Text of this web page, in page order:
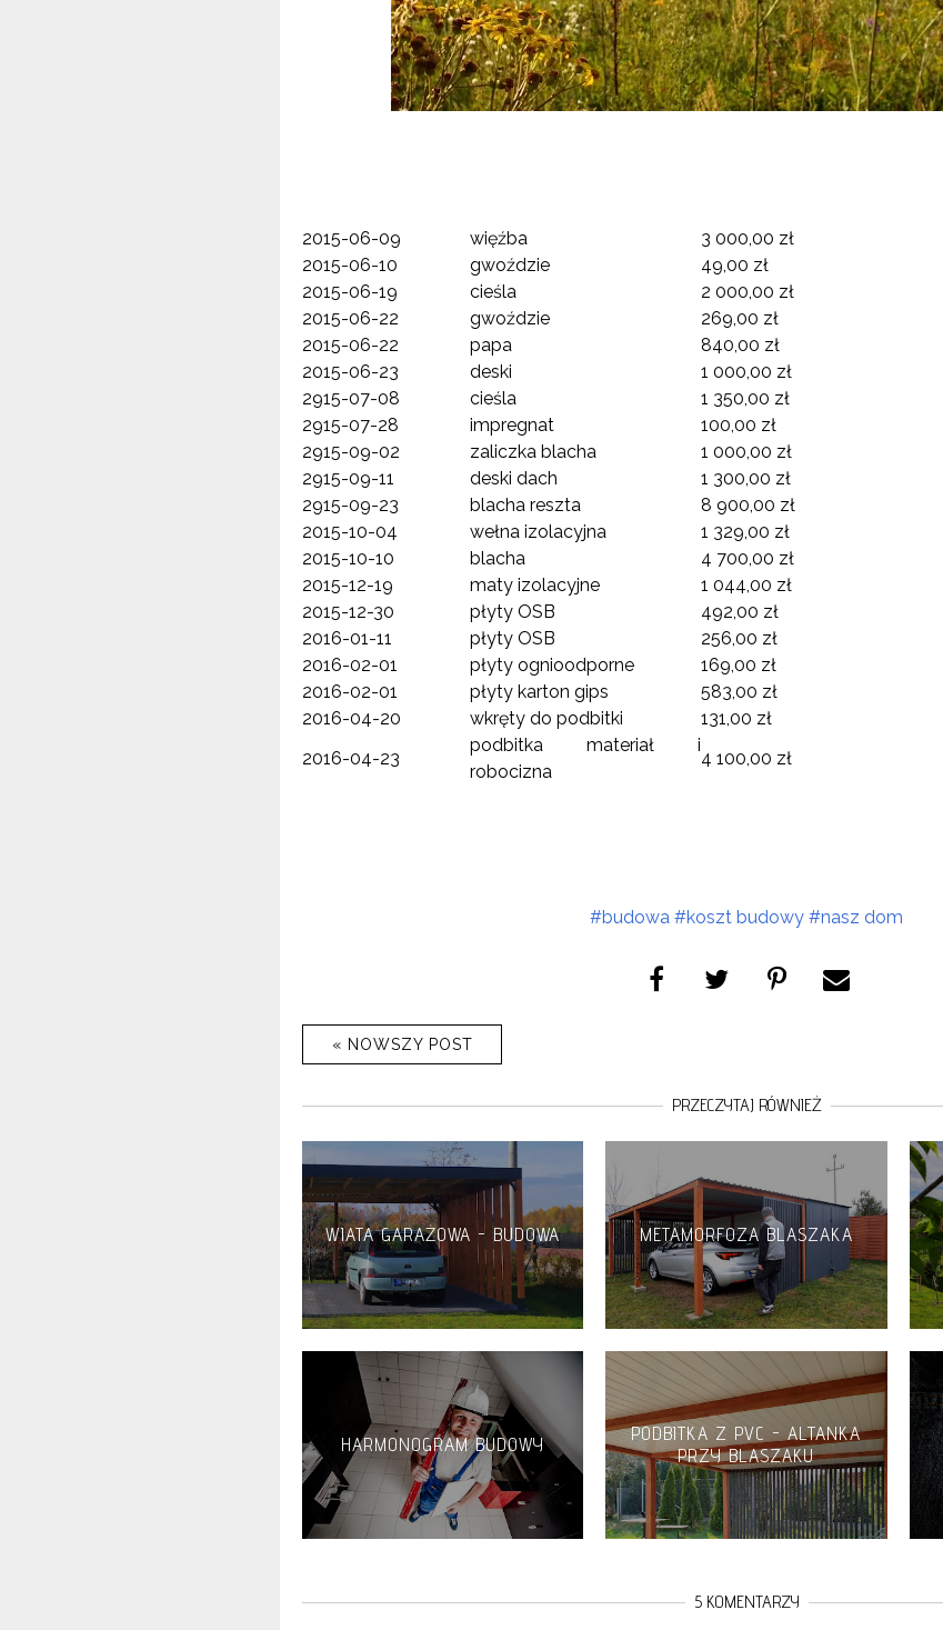
2015-06-09 więźba
3 000,00 zł
2015-06-10
gwoździe
49,00 zł
2015-06-19
cieśla
2 000,00 zł
2015-06-22
gwoździe
269,00 zł
2015-06-22
papa
840,00 zł
2015-06-23
deski
1 000,00 zł
2915-07-08
cieśla
1 350,00 zł
2915-07-28
impregnat
100,00 zł
2915-09-02
zaliczka blacha
1 000,00 zł
2915-09-11
deski dach
1 300,00 zł
2915-09-23
blacha reszta
8 900,00 zł
2015-10-04
wełna izolacyjna
1 329,00 zł
2015-10-10
blacha
4 700,00 zł
2015-12-19
maty izolacyjne
1 044,00 zł
2015-12-30
płyty OSB
492,00 zł
2016-01-11
płyty OSB
256,00 zł
2016-02-01
płyty ognioodporne
169,00 zł
2016-02-01
płyty karton gips
583,00 zł
2016-04-20
wkręty do podbitki
131,00 zł
2016-04-23
podbitka materiał i
robocizna
4 100,00 zł
#budowa #koszt budowy #nasz dom
« NOWSZY POST
PRZECZYTAJ RÓWNIEŻ
WIATA GARAŻOWA - BUDOWA METAMORFOZA BLASZAKA
HARMONOGRAM BUDOWY
PODBITKA Z PVC - ALTANKA
PRZY BLASZAKU
5 KOMENTARZY